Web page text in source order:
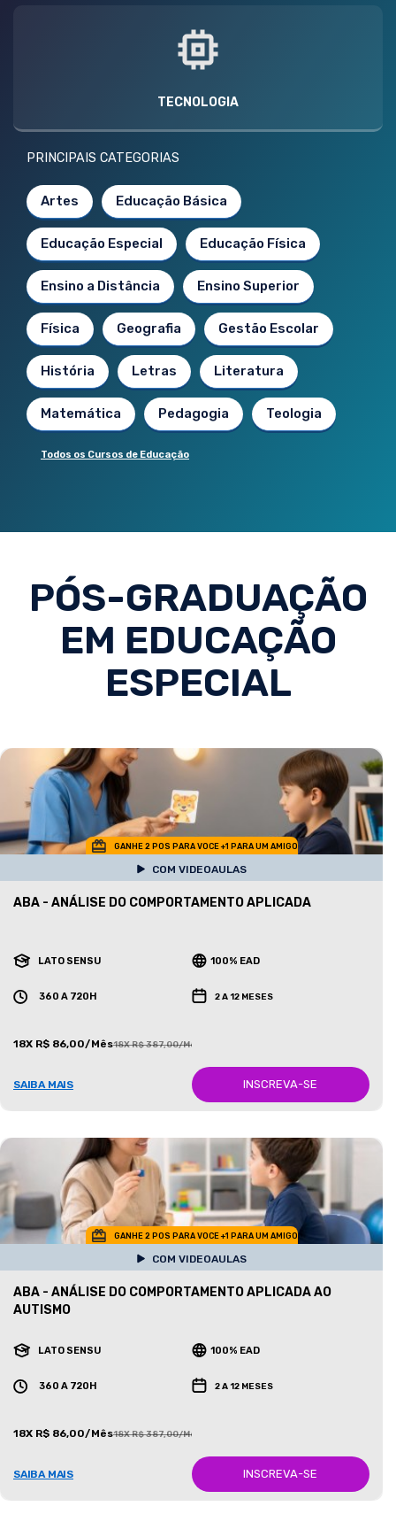
TECNOLOGIA
PRINCIPAIS CATEGORIAS
Artes Educação Básica
Educação Especial Educação Física
Ensino a Distância Ensino Superior
Física Geografia Gestão Escolar
História Letras Literatura
Matemática Pedagogia Teologia
Todos os Cursos de Educação
PÓS-GRADUAÇÃO
EM EDUCAÇÃO
ESPECIAL
GANHE 2 POS PARA VOCE +1 PARA UM AMIGO
COM VIDEOAULAS
ABA - ANÁLISE DO COMPORTAMENTO APLICADA
LATO SENSU 100% EAD
360 A 720H 2 A 12 MESES
18X R$ 86,00/Mês18X R$ 387,00/Mês
SAIBA MAIS INSCREVA-SE
GANHE 2 POS PARA VOCE +1 PARA UM AMIGO
COM VIDEOAULAS
ABA - ANÁLISE DO COMPORTAMENTO APLICADA AO
AUTISMO
LATO SENSU 100% EAD
360 A 720H 2 A 12 MESES
18X R$ 86,00/Mês18X R$ 387,00/Mês
SAIBA MAIS INSCREVA-SE